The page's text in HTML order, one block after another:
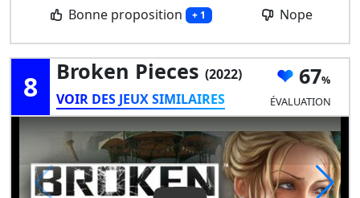
Bonne proposition + 1 Nope
8 Broken Pieces (2022)
VOIR DES JEUX SIMILAIRES
67
ÉVALUATION